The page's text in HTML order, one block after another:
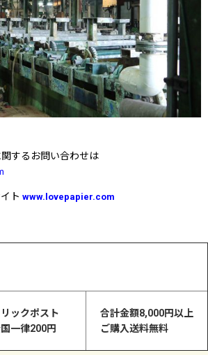
するお問い合わせは
ト www.lovepapier.com
リックポスト
一律200円
合計金額8,000円以上
ご購入送料無料